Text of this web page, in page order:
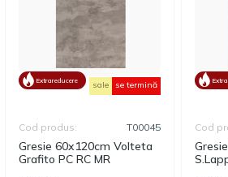
Extrareducere sale se termină
Gresie 60x120cm Volteta
Grafito PC RC MR
Cod produs: T00045 Cod